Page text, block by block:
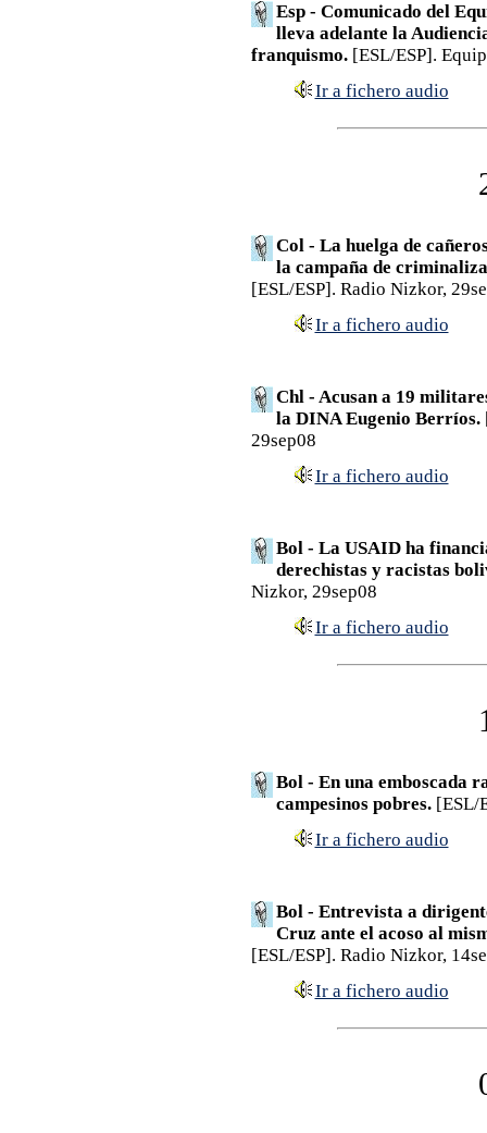
Esp - Comunicado del
lleva adelante la
franquismo.[ESL/ESP].
Ir a fichero audio
Col - La huelga de
la campaña de
[ESL/ESP]. Radio Nizkor,
Ir a fichero audio
Chl - Acusan a 19
la DINA Eugenio Berríos.
29sep08
Ir a fichero audio
Bol - La USAID ha
derechistas y racistas
Nizkor, 29sep08
Ir a fichero audio
Bol - En una emboscada
campesinos pobres.[ESL/
Ir a fichero audio
Bol - Entrevista a
Cruz ante el acoso al
[ESL/ESP]. Radio Nizkor,
Ir a fichero audio